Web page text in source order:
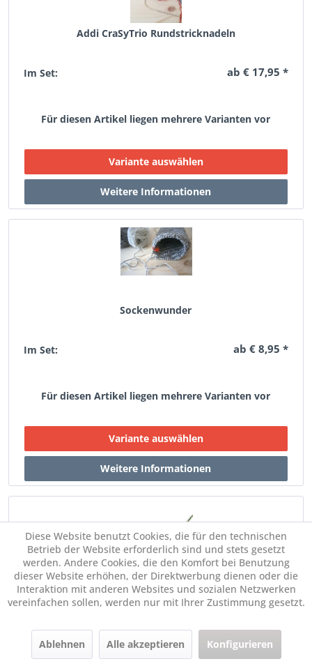
Addi CraSyTrio Rundstricknadeln
Im Set: ab € 17,95 *
Für diesen Artikel liegen mehrere Varianten vor
Sockenwunder
Im Set: ab € 8,95 *
Für diesen Artikel liegen mehrere Varianten vor
Addi CraSyTrio Bambus Short - Rundstricknadeln
Im Set:
Diese Website benutzt Cookies, die für den technischen
Betrieb der Website erforderlich sind und stets gesetzt
werden. Andere Cookies, die den Komfort bei Benutzung
dieser Website erhöhen, der Direktwerbung dienen oder die
Interaktion mit anderen Websites und sozialen Netzwerken
vereinfachen sollen, werden nur mit Ihrer Zustimmung gesetzt.
Ablehnen Alle akzeptieren Konfigurieren